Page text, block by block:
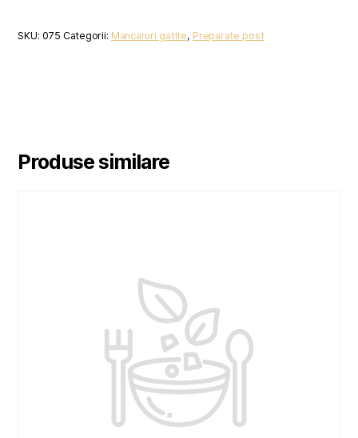
SKU:075 Categorii: Mancaruri gatite, Preparate post
Produse similare